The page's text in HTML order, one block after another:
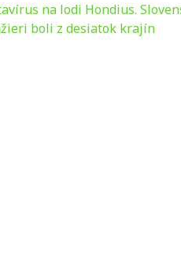
na lodi Hondius.
boli z desiatok krajín